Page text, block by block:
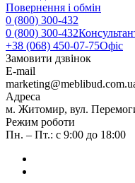
Повернення і обмін
0 (800) 300-432
0 (800) 300-432
+38 (068) 450-07-75Офіс
Замовити дзвінок
E-mail
Адреса
м. Житомир, вул.
Режим роботи
Пн. – Пт.: с 9:00 до 18:00